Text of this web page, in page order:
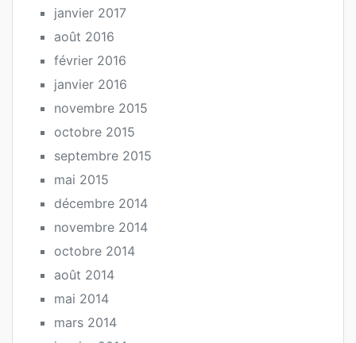
janvier 2017
août 2016
février 2016
janvier 2016
novembre 2015
octobre 2015
septembre 2015
mai 2015
décembre 2014
novembre 2014
octobre 2014
août 2014
mai 2014
mars 2014